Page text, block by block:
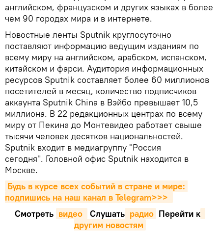
английском, французском и других языках в более
чем 90 городах мира и в интернете.
Новостные ленты Sputnik круглосуточно
поставляют информацию ведущим изданиям по
всему миру на английском, арабском, испанском,
китайском и фарси. Аудитория информационных
ресурсов Sputnik составляет более 60 миллионов
посетителей в месяц, количество подписчиков
аккаунта Sputnik China в Вэйбо превышает 10,5
миллиона. В 22 редакционных центрах по всему
миру от Пекина до Монтевидео работает свыше
тысячи человек десятков национальностей.
Sputnik входит в медиагруппу "Россия
сегодня". Головной офис Sputnik находится в
Москве.
Будь в курсе всех событий в стране и мире:
подпишись на наш канал в Telegram>>>
Смотреть видео Cлушать радио Перейти к
другим новостям